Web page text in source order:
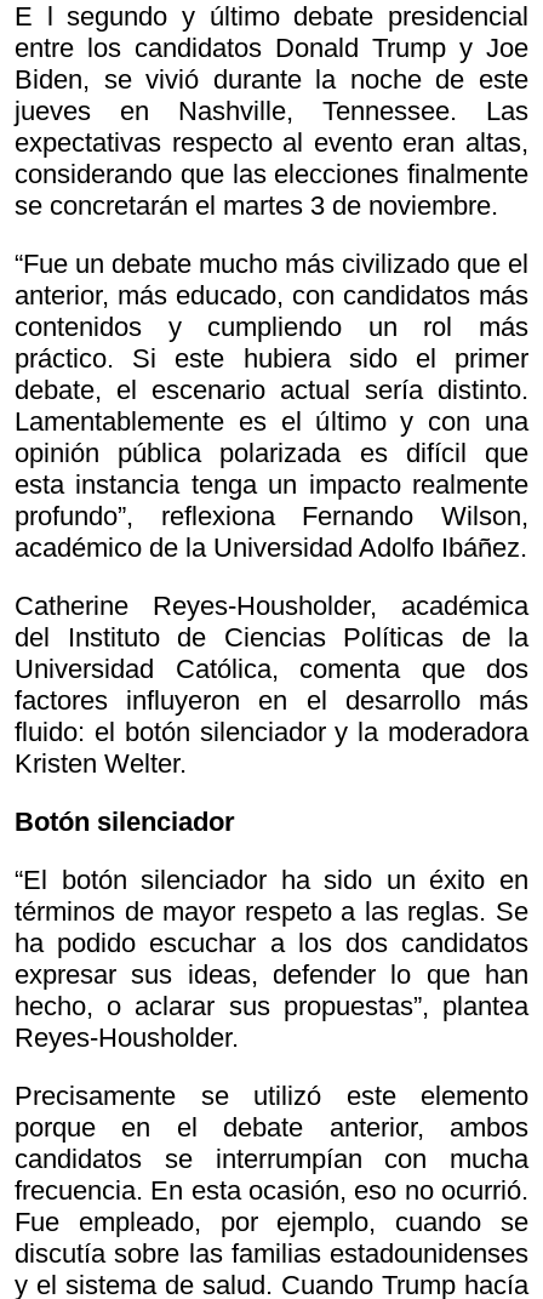
E l segundo y último debate presidencial
entre los candidatos Donald Trump y Joe
Biden, se vivió durante la noche de este
jueves en Nashville, Tennessee. Las
expectativas respecto al evento eran altas,
considerando que las elecciones finalmente
se concretarán el martes 3 de noviembre.
“Fue un debate mucho más civilizado que el
anterior, más educado, con candidatos más
contenidos y cumpliendo un rol más
práctico. Si este hubiera sido el primer
debate, el escenario actual sería distinto.
Lamentablemente es el último y con una
opinión pública polarizada es difícil que
esta instancia tenga un impacto realmente
profundo”, reflexiona Fernando Wilson,
académico de la Universidad Adolfo Ibáñez.
Catherine Reyes-Housholder, académica
del Instituto de Ciencias Políticas de la
Universidad Católica, comenta que dos
factores influyeron en el desarrollo más
fluido: el botón silenciador y la moderadora
Kristen Welter.
Botón silenciador
“El botón silenciador ha sido un éxito en
términos de mayor respeto a las reglas. Se
ha podido escuchar a los dos candidatos
expresar sus ideas, defender lo que han
hecho, o aclarar sus propuestas”, plantea
Reyes-Housholder.
Precisamente se utilizó este elemento
porque en el debate anterior, ambos
candidatos se interrumpían con mucha
frecuencia. En esta ocasión, eso no ocurrió.
Fue empleado, por ejemplo, cuando se
discutía sobre las familias estadounidenses
y el sistema de salud. Cuando Trump hacía